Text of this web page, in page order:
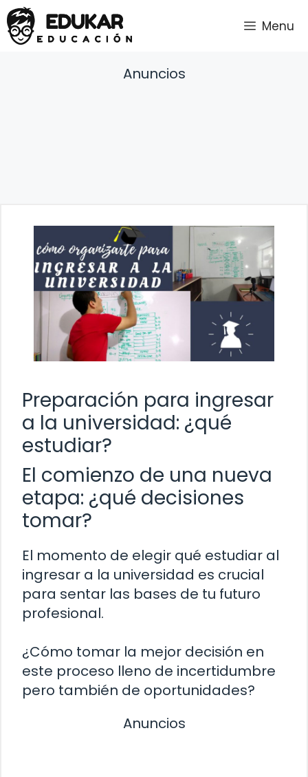
Saltar
al
contenido
Menu
Anuncios
Preparación para ingresar
a la universidad: ¿qué
estudiar?
El comienzo de una nueva
etapa: ¿qué decisiones
tomar?
El momento de elegir qué estudiar al
ingresar a la universidad es crucial
para sentar las bases de tu futuro
profesional.
¿Cómo tomar la mejor decisión en
este proceso lleno de incertidumbre
pero también de oportunidades?
Anuncios